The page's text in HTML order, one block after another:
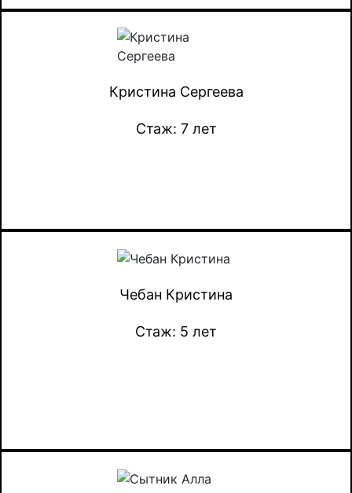
Кристина Сергеева
Стаж: 7 лет
Чебан Кристина
Стаж: 5 лет